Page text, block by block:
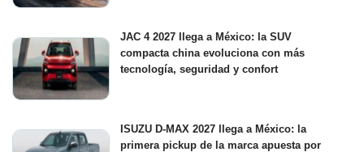
JAC 4 2027 llega a México: la SUV
compacta china evoluciona con más
tecnología, seguridad y confort
ISUZU D-MAX 2027 llega a México: la
primera pickup de la marca apuesta por